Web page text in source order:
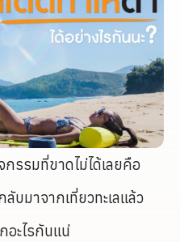
รรมที่ขาดไม่ได้เลยคือ
ลับมาจากเที่ยวทะเลแล้ว
อะไรกันแน่